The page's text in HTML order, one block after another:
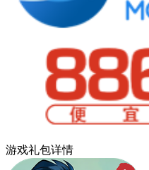
游戏礼包详情